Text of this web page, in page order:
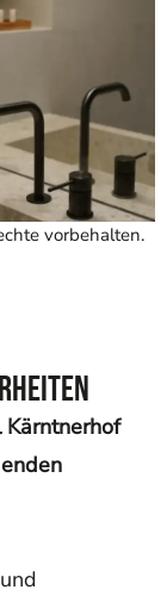
vorbehalten.